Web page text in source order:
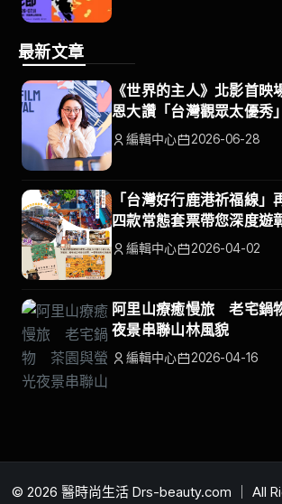
最新文章
《世界的主人》北影首映
恩大讚「台灣觀眾太優秀」
編輯中心 2026-06-28
「台灣好行鹿港祈福線」
四款常態套票帶您深度遊
編輯中心 2026-04-02
阿里山療癒慢旅 老宅鍋
夜景串聯山林風貌
編輯中心 2026-04-16
© 2026 醫時尚生活 Drs-beauty.com ｜ All